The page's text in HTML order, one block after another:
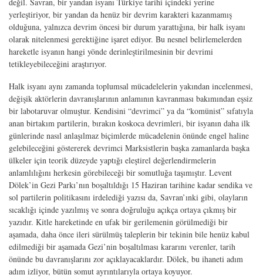
yerleştiriyor, bir yandan da henüz bir devrim karakteri kazanmamış
olduğuna, yalnızca devrim öncesi bir durum yarattığına, bir halk isyanı
olarak nitelenmesi gerektiğine işaret ediyor. Bu nesnel belirlemelerden
hareketle isyanın hangi yönde derinleştirilmesinin bir devrimi
tetikleyebileceğini araştırıyor.
Halk isyanı aynı zamanda toplumsal mücadelelerin yakından incelenmesi,
değişik aktörlerin davranışlarının anlamının kavranması bakımından eşsiz
bir labotaruvar olmuştur. Kendisini “devrimci” ya da “komünist” sıfatıyla
anan birtakım partilerin, bırakın koskoca devrimleri, bir isyanın daha ilk
günlerinde nasıl anlaşılmaz biçimlerde mücadelenin önünde engel haline
gelebileceğini göstererek devrimci Marksistlerin başka zamanlarda başka
ülkeler için teorik düzeyde yaptığı eleştirel değerlendirmelerin
anlamlılığını herkesin görebileceği bir somutluğa taşımıştır. Levent
Dölek’in Gezi Parkı’nın boşaltıldığı 15 Haziran tarihine kadar sendika ve
sol partilerin politikasını irdelediği yazısı da, Savran’ınki gibi, olayların
sıcaklığı içinde yazılmış ve sonra doğruluğu açıkça ortaya çıkmış bir
yazıdır. Kitle hareketinde en ufak bir gerilemenin görülmediği bir
aşamada, daha önce ileri sürülmüş taleplerin bir tekinin bile henüz kabul
edilmediği bir aşamada Gezi’nin boşaltılması kararını verenler, tarih
önünde bu davranışlarını zor açıklayacaklardır. Dölek, bu ihaneti adım
adım izliyor, bütün somut ayrıntılarıyla ortaya koyuyor.